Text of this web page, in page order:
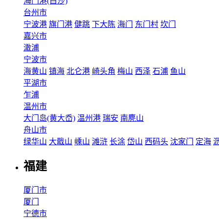
台州市
宁波港 旗门港 健跳 下大陈 海门 东门村 坎门
嘉兴市
澉浦
宁波市
海黄山 镇海 北仑港 崎头角 梅山 西泽 石浦 鱼山
平湖市
乍浦
温州市
大门岛(黄大岙) 温州港 瑞安 南麂山
舟山市
绿华山 大戢山 嵊山 滩浒 长涂 岱山 西码头 沈家门 定海
福建
厦门市
厦门
宁德市